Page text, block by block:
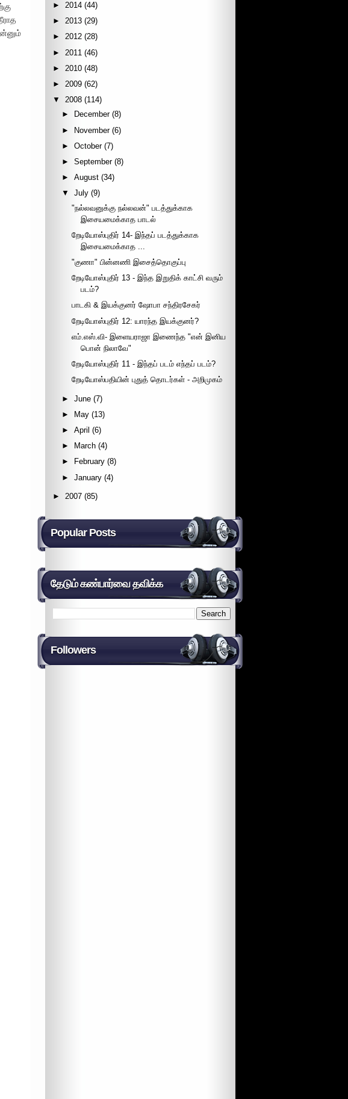
► 2014 (44)
► 2013 (29)
► 2012 (28)
► 2011 (46)
► 2010 (48)
► 2009 (62)
▼
2008 (114)
►
December (8)
► November (6)
►October (7)
►September (8)
►August (34)
▼
July (9)
"நல்லவனுக்கு நல்லவன்" படத்துக்காக
இசையமைக்காத பாடல்
றேடியோஸ்புதிர் 14- இந்தப் படத்துக்காக
இசையமைக்காத ...
"குணா" பின்னணி இசைத்தொகுப்பு
றேடியோஸ்புதிர் 13 - இந்த இறுதிக் காட்சி வரும்
படம்?
பாடகி & இயக்குனர் ஷோபா சந்திரசேகர்
றேடியோஸ்புதிர் 12: யாரந்த இயக்குனர்?
எம்.எஸ்.வி- இளையராஜா இணைந்த "என் இனிய
பொன் நிலாவே"
றேடியோஸ்புதிர் 11 - இந்தப் படம் எந்தப் படம்?
றேடியோஸ்பதியின் புதுத் தொடர்கள் - அறிமுகம்
►June (7)
►
May (13)
►April (6)
►
March (4)
►
February (8)
►January (4)
► 2007 (85)
Popular Posts
தேடும் கண்பார்வை தவிக்க
Followers